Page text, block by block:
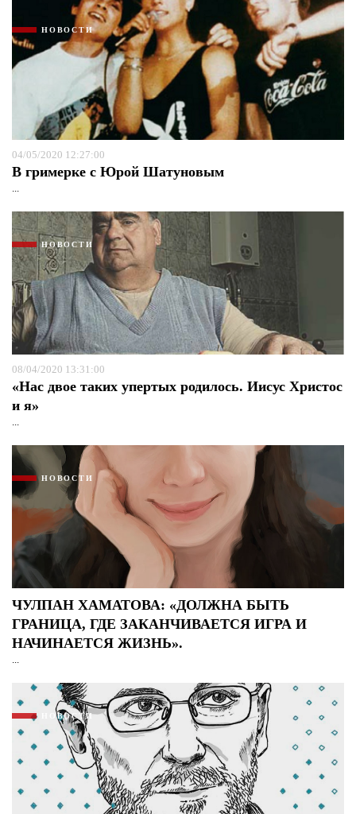
НОВОСТИ
04/05/2020 12:27:00
В гримерке с Юрой Шатуновым
...
НОВОСТИ
08/04/2020 13:31:00
«Нас двое таких упертых родилось. Иисус Христос
и я»
...
НОВОСТИ
ЧУЛПАН ХАМАТОВА: «ДОЛЖНА БЫТЬ
ГРАНИЦА, ГДЕ ЗАКАНЧИВАЕТСЯ ИГРА И
НАЧИНАЕТСЯ ЖИЗНЬ».
...
НОВОСТИ